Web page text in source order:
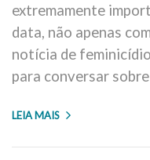
extremamente
data, não apenas
notícia de
para conversar
LEIA MAIS